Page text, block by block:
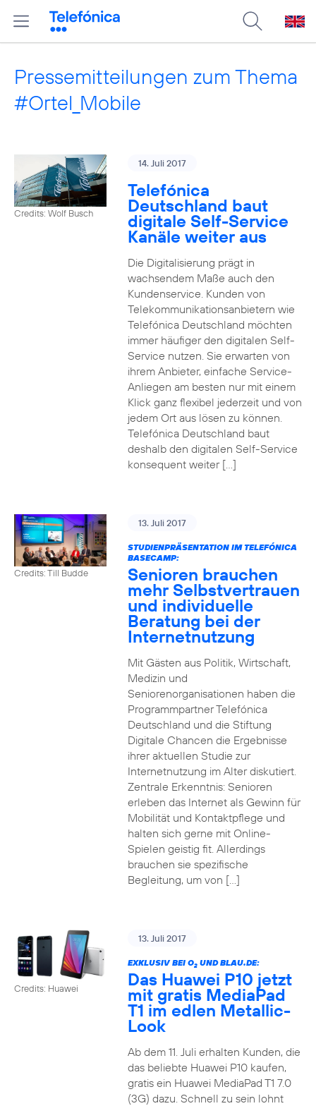
Pressemitteilungen zum Thema
#Ortel_Mobile
Credits: Wolf Busch
14. Juli 2017
Telefónica
Deutschland baut
digitale Self-Service
Kanäle weiter aus
Die Digitalisierung prägt in
wachsendem Maße auch den
Kundenservice. Kunden von
Telekommunikationsanbietern wie
Telefónica Deutschland möchten
immer häufiger den digitalen Self-
Service nutzen. Sie erwarten von
ihrem Anbieter, einfache Service-
Anliegen am besten nur mit einem
Klick ganz flexibel jederzeit und von
jedem Ort aus lösen zu können.
Telefónica Deutschland baut
deshalb den digitalen Self-Service
konsequent weiter […]
Credits: Till Budde
13. Juli 2017
STUDIENPRÄSENTATION IM TELEFÓNICA
BASECAMP:
Senioren brauchen
mehr Selbstvertrauen
und individuelle
Beratung bei der
Internetnutzung
Mit Gästen aus Politik, Wirtschaft,
Medizin und
Seniorenorganisationen haben die
Programmpartner Telefónica
Deutschland und die Stiftung
Digitale Chancen die Ergebnisse
ihrer aktuellen Studie zur
Internetnutzung im Alter diskutiert.
Zentrale Erkenntnis: Senioren
erleben das Internet als Gewinn für
Mobilität und Kontaktpflege und
halten sich gerne mit Online-
Spielen geistig fit. Allerdings
brauchen sie spezifische
Begleitung, um von […]
Credits: Huawei
13. Juli 2017
EXKLUSIV BEI O2UND BLAU.DE:
Das Huawei P10 jetzt
mit gratis MediaPad
T1 im edlen Metallic-
Look
Ab dem 11. Juli erhalten Kunden, die
das beliebte Huawei P10 kaufen,
gratis ein Huawei MediaPad T1 7.0
(3G) dazu. Schnell zu sein lohnt